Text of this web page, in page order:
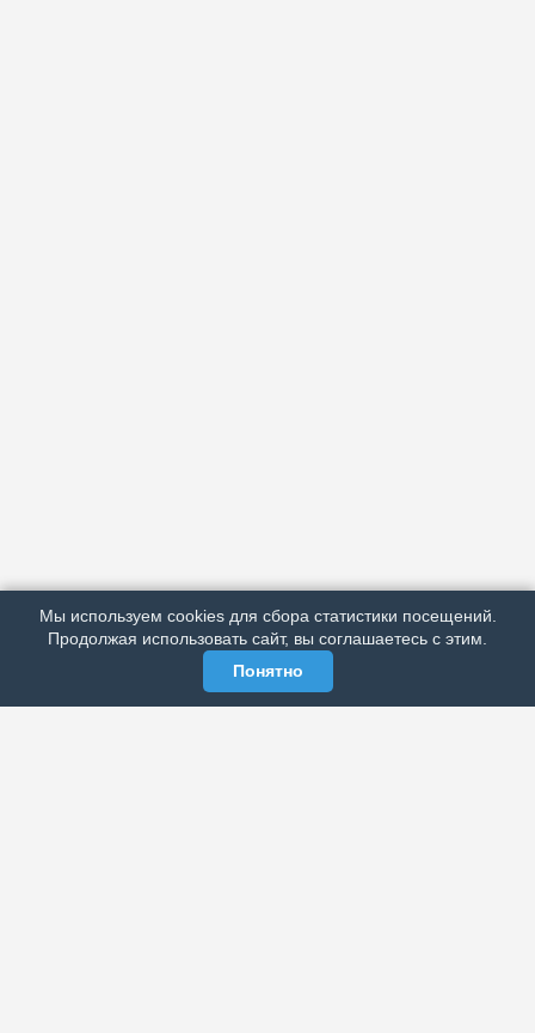
РЕКЛАМА У НАС
МЫ В СОЦСЕТЯХ
Мы используем cookies для сбора статистики посещений.
Продолжая использовать сайт, вы соглашаетесь с этим.
Понятно